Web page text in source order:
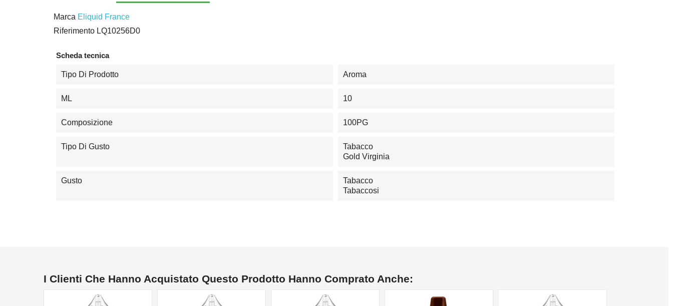
Marca Eliquid France
Riferimento LQ10256D0
Scheda tecnica
Tipo Di Prodotto Aroma
ML 10
Composizione 100PG
Tipo Di Gusto
Tabacco
Gold Virginia
Gusto
Tabacco
Tabaccosi
I Clienti Che Hanno Acquistato Questo Prodotto Hanno Comprato Anche: